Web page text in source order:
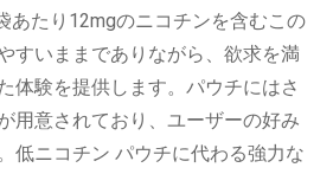
あたり12mgのニコチンを含むこの
すいままでありながら、欲求を満
体験を提供します。パウチにはさ
用意されており、ユーザーの好み
低ニコチン パウチに代わる強力な